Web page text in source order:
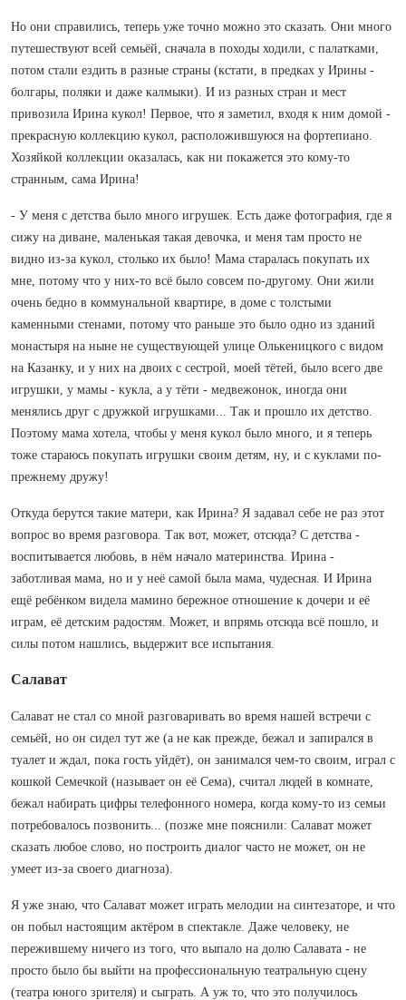
Но они справились, теперь уже точно можно это сказать. Они много
путешествуют всей семьёй, сначала в походы ходили, с палатками,
потом стали ездить в разные страны (кстати, в предках у Ирины -
болгары, поляки и даже калмыки). И из разных стран и мест
привозила Ирина кукол! Первое, что я заметил, входя к ним домой -
прекрасную коллекцию кукол, расположившуюся на фортепиано.
Хозяйкой коллекции оказалась, как ни покажется это кому-то
странным, сама Ирина!
- У меня с детства было много игрушек. Есть даже фотография, где я
сижу на диване, маленькая такая девочка, и меня там просто не
видно из-за кукол, столько их было! Мама старалась покупать их
мне, потому что у них-то всё было совсем по-другому. Они жили
очень бедно в коммунальной квартире, в доме с толстыми
каменными стенами, потому что раньше это было одно из зданий
монастыря на ныне не существующей улице Олькеницкого с видом
на Казанку, и у них на двоих с сестрой, моей тётей, было всего две
игрушки, у мамы - кукла, а у тёти - медвежонок, иногда они
менялись друг с дружкой игрушками... Так и прошло их детство.
Поэтому мама хотела, чтобы у меня кукол было много, и я теперь
тоже стараюсь покупать игрушки своим детям, ну, и с куклами по-
прежнему дружу!
Откуда берутся такие матери, как Ирина? Я задавал себе не раз этот
вопрос во время разговора. Так вот, может, отсюда? С детства -
воспитывается любовь, в нём начало материнства. Ирина -
заботливая мама, но и у неё самой была мама, чудесная. И Ирина
ещё ребёнком видела мамино бережное отношение к дочери и её
играм, её детским радостям. Может, и впрямь отсюда всё пошло, и
силы потом нашлись, выдержит все испытания.
Салават
Салават не стал со мной разговаривать во время нашей встречи с
семьёй, но он сидел тут же (а не как прежде, бежал и запирался в
туалет и ждал, пока гость уйдёт), он занимался чем-то своим, играл с
кошкой Семечкой (называет он её Сема), считал людей в комнате,
бежал набирать цифры телефонного номера, когда кому-то из семьи
потребовалось позвонить... (позже мне пояснили: Салават может
сказать любое слово, но построить диалог часто не может, он не
умеет из-за своего диагноза).
Я уже знаю, что Салават может играть мелодии на синтезаторе, и что
он побыл настоящим актёром в спектакле. Даже человеку, не
пережившему ничего из того, что выпало на долю Салавата - не
просто было бы выйти на профессиональную театральную сцену
(театра юного зрителя) и сыграть. А уж то, что это получилось